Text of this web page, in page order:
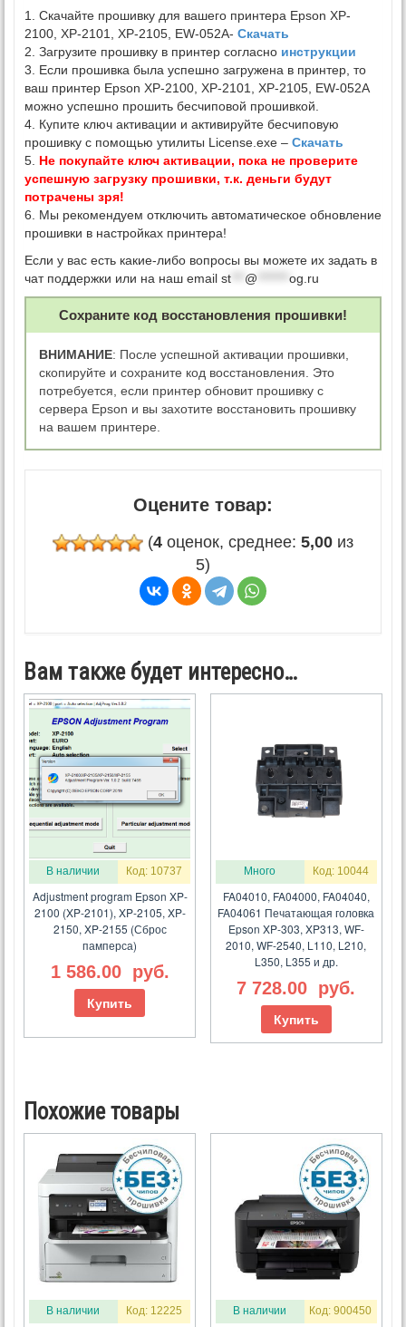
1. Скачайте прошивку для вашего принтера Epson XP-
2100, XP-2101, XP-2105, EW-052A- Скачать
2. Загрузите прошивку в принтер согласно инструкции
3. Если прошивка была успешно загружена в принтер, то
ваш принтер Epson XP-2100, XP-2101, XP-2105, EW-052A
можно успешно прошить бесчиповой прошивкой.
4. Купите ключ активации и активируйте бесчиповую
прошивку с помощью утилиты License.exe – Скачать
5. Не покупайте ключ активации, пока не проверите
успешную загрузку прошивки, т.к. деньги будут
потрачены зря!
6. Мы рекомендуем отключить автоматическое обновление
прошивки в настройках принтера!
Если у вас есть какие-либо вопросы вы можете их задать в
чат поддержки или на наш email st @ og.ru
Сохраните код восстановления прошивки!
ВНИМАНИЕ: После успешной активации прошивки,
скопируйте и сохраните код восстановления. Это
потребуется, если принтер обновит прошивку с
сервера Epson и вы захотите восстановить прошивку
на вашем принтере.
Оцените товар:
(4 оценок, среднее: 5,00 из
5)
Вам также будет интересно…
В наличии Код: 10737
Adjustment program Epson XP-
2100 (XP-2101), XP-2105, XP-
2150, XP-2155 (Сброс
памперса)
1 586.00 руб.
Купить
Много Код: 10044
FA04010, FA04000, FA04040,
FA04061 Печатающая головка
Epson XP-303, XP313, WF-
2010, WF-2540, L110, L210,
L350, L355 и др.
7 728.00 руб.
Купить
Похожие товары
В наличии Код: 12225 В наличии Код: 900450